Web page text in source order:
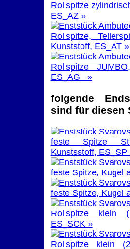
Rollspitze
ES_AZ »
Rollspitze,
Kunststoff, ES_AT »
Rollspitze
ES_AG »
folgende
sind für diesen
feste Spitze
Kunstsstoff, ES_SP
feste Spitze, Kugel
feste Spitze, Kugel
Rollspitze klein
ES_SCK »
Rollspitze klein